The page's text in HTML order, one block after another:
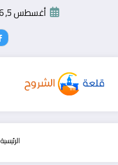
أغسطس 5, 2026
الرئيسية